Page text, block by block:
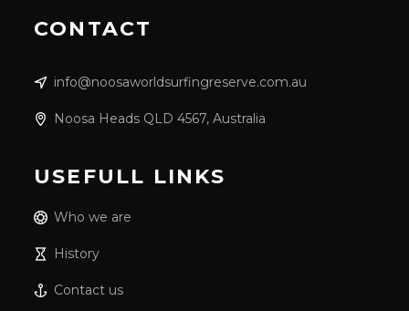
CONTACT
info@noosaworldsurfingreserve.com.au
Noosa Heads QLD 4567, Australia
USEFULL LINKS
Who we are
History
Contact us